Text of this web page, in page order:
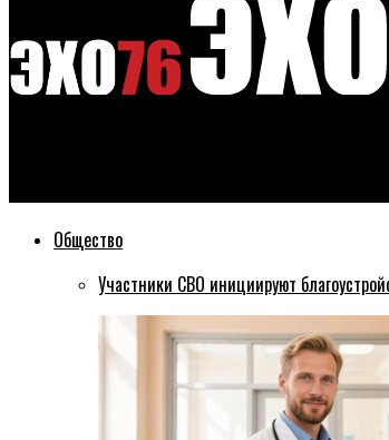
Общество
Участники СВО инициируют